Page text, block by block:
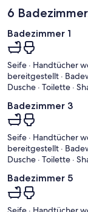
6
Badezimmer 1
Seife · Handtücher
bereitgestellt ·
Dusche · Toilette ·
Badezimmer 3
Seife · Handtücher
bereitgestellt ·
Dusche · Toilette ·
Badezimmer 5